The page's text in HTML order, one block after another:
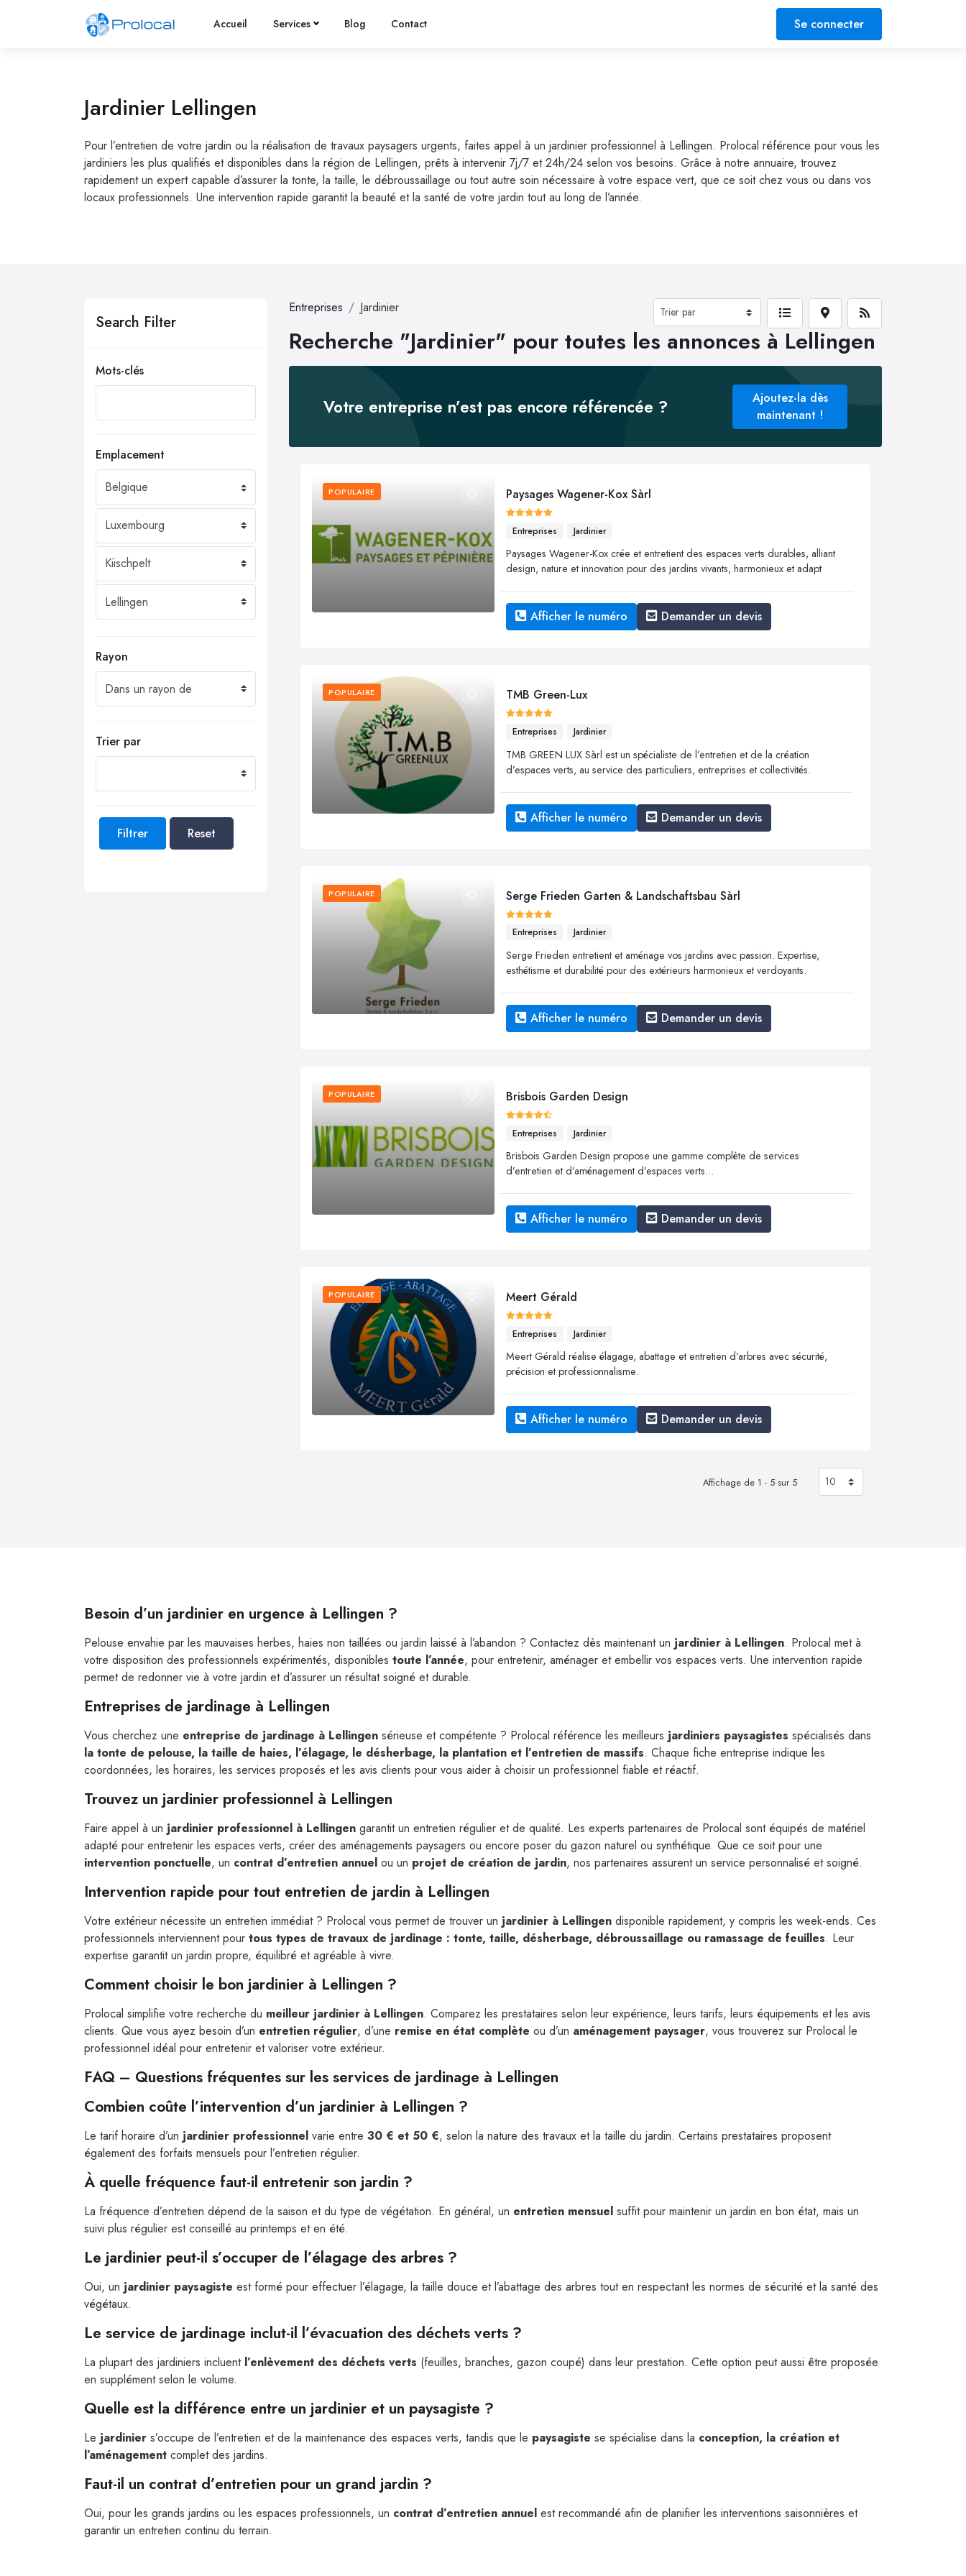
Accueil Services Blog Contact Se connecter
Jardinier Lellingen
Pour l’entretien de votre jardin ou la réalisation de travaux paysagers urgents, faites appel à un jardinier professionnel à Lellingen. Prolocal référence pour vous les
jardiniers les plus qualifiés et disponibles dans la région de Lellingen, prêts à intervenir 7j/7 et 24h/24 selon vos besoins. Grâce à notre annuaire, trouvez
rapidement un expert capable d’assurer la tonte, la taille, le débroussaillage ou tout autre soin nécessaire à votre espace vert, que ce soit chez vous ou dans vos
locaux professionnels. Une intervention rapide garantit la beauté et la santé de votre jardin tout au long de l’année.
Search Filter
Mots-clés
Emplacement
Rayon
Trier par
Filtrer Reset
Entreprises Jardinier
Recherche "Jardinier" pour toutes les annonces à Lellingen
Votre entreprise n’est pas encore référencée ?
Ajoutez-la dès
maintenant !
POPULAIRE Paysages Wagener-Kox Sàrl
Entreprises Jardinier
Paysages Wagener-Kox crée et entretient des espaces verts durables, alliant
design, nature et innovation pour des jardins vivants, harmonieux et adapt
Afficher le numéro Demander un devis
POPULAIRE TMB Green-Lux
Entreprises Jardinier
TMB GREEN LUX Sàrl est un spécialiste de l’entretien et de la création
d’espaces verts, au service des particuliers, entreprises et collectivités.
Afficher le numéro Demander un devis
POPULAIRE Serge Frieden Garten & Landschaftsbau Sàrl
Entreprises Jardinier
Serge Frieden entretient et aménage vos jardins avec passion. Expertise,
esthétisme et durabilité pour des extérieurs harmonieux et verdoyants.
Afficher le numéro Demander un devis
POPULAIRE Brisbois Garden Design
Entreprises Jardinier
Brisbois Garden Design propose une gamme complète de services
d’entretien et d’aménagement d’espaces verts...
Afficher le numéro Demander un devis
POPULAIRE Meert Gérald
Entreprises Jardinier
Meert Gérald réalise élagage, abattage et entretien d’arbres avec sécurité,
précision et professionnalisme.
Afficher le numéro Demander un devis
Affichage de 1 - 5 sur 5
Besoin d’un jardinier en urgence à Lellingen ?
Pelouse envahie par les mauvaises herbes, haies non taillées ou jardin laissé à l’abandon ? Contactez dès maintenant un jardinier à Lellingen. Prolocal met à
votre disposition des professionnels expérimentés, disponibles toute l’année, pour entretenir, aménager et embellir vos espaces verts. Une intervention rapide
permet de redonner vie à votre jardin et d’assurer un résultat soigné et durable.
Entreprises de jardinage à Lellingen
Vous cherchez une entreprise de jardinage à Lellingen sérieuse et compétente ? Prolocal référence les meilleurs jardiniers paysagistes spécialisés dans
la tonte de pelouse, la taille de haies, l’élagage, le désherbage, la plantation et l’entretien de massifs. Chaque fiche entreprise indique les
coordonnées, les horaires, les services proposés et les avis clients pour vous aider à choisir un professionnel fiable et réactif.
Trouvez un jardinier professionnel à Lellingen
Faire appel à un jardinier professionnel à Lellingen garantit un entretien régulier et de qualité. Les experts partenaires de Prolocal sont équipés de matériel
adapté pour entretenir les espaces verts, créer des aménagements paysagers ou encore poser du gazon naturel ou synthétique. Que ce soit pour une
intervention ponctuelle, un contrat d’entretien annuel ou un projet de création de jardin, nos partenaires assurent un service personnalisé et soigné.
Intervention rapide pour tout entretien de jardin à Lellingen
Votre extérieur nécessite un entretien immédiat ? Prolocal vous permet de trouver un jardinier à Lellingen disponible rapidement, y compris les week-ends. Ces
professionnels interviennent pour tous types de travaux de jardinage : tonte, taille, désherbage, débroussaillage ou ramassage de feuilles. Leur
expertise garantit un jardin propre, équilibré et agréable à vivre.
Comment choisir le bon jardinier à Lellingen ?
Prolocal simplifie votre recherche du meilleur jardinier à Lellingen. Comparez les prestataires selon leur expérience, leurs tarifs, leurs équipements et les avis
clients. Que vous ayez besoin d’un entretien régulier, d’une remise en état complète ou d’un aménagement paysager, vous trouverez sur Prolocal le
professionnel idéal pour entretenir et valoriser votre extérieur.
FAQ – Questions fréquentes sur les services de jardinage à Lellingen
Combien coûte l’intervention d’un jardinier à Lellingen ?
Le tarif horaire d’un jardinier professionnel varie entre 30 € et 50 €, selon la nature des travaux et la taille du jardin. Certains prestataires proposent
également des forfaits mensuels pour l’entretien régulier.
À quelle fréquence faut-il entretenir son jardin ?
La fréquence d’entretien dépend de la saison et du type de végétation. En général, un entretien mensuel suffit pour maintenir un jardin en bon état, mais un
suivi plus régulier est conseillé au printemps et en été.
Le jardinier peut-il s’occuper de l’élagage des arbres ?
Oui, un jardinier paysagiste est formé pour effectuer l’élagage, la taille douce et l’abattage des arbres tout en respectant les normes de sécurité et la santé des
végétaux.
Le service de jardinage inclut-il l’évacuation des déchets verts ?
La plupart des jardiniers incluent l’enlèvement des déchets verts (feuilles, branches, gazon coupé) dans leur prestation. Cette option peut aussi être proposée
en supplément selon le volume.
Quelle est la différence entre un jardinier et un paysagiste ?
Le jardinier s’occupe de l’entretien et de la maintenance des espaces verts, tandis que le paysagiste se spécialise dans la conception, la création et
l’aménagement complet des jardins.
Faut-il un contrat d’entretien pour un grand jardin ?
Oui, pour les grands jardins ou les espaces professionnels, un contrat d’entretien annuel est recommandé afin de planifier les interventions saisonnières et
garantir un entretien continu du terrain.